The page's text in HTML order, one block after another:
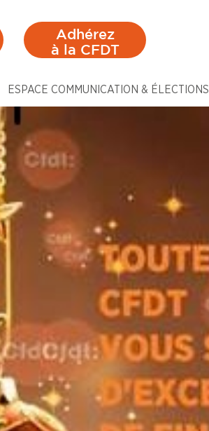
Adhérez
à la CFDT
ESPACE COMMUNICATION & ÉLECTIONS